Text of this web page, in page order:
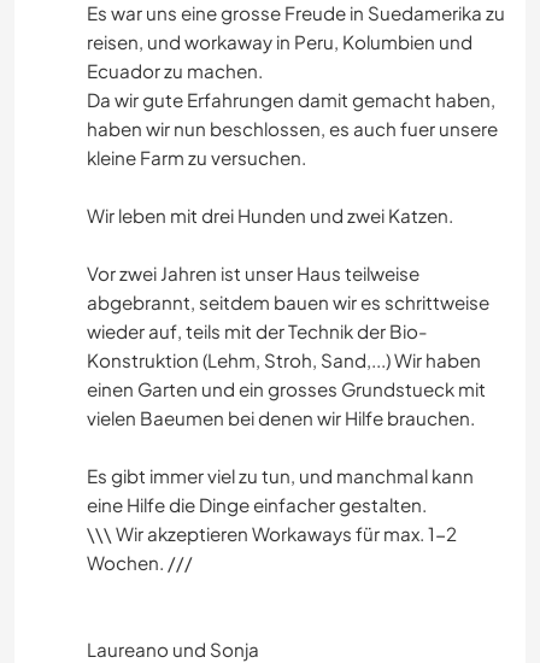
Es war uns eine grosse Freude in Suedamerika zu
reisen, und workaway in Peru, Kolumbien und
Ecuador zu machen.
Da wir gute Erfahrungen damit gemacht haben,
haben wir nun beschlossen, es auch fuer unsere
kleine Farm zu versuchen.
Wir leben mit drei Hunden und zwei Katzen.
Vor zwei Jahren ist unser Haus teilweise
abgebrannt, seitdem bauen wir es schrittweise
wieder auf, teils mit der Technik der Bio-
Konstruktion (Lehm, Stroh, Sand,...) Wir haben
einen Garten und ein grosses Grundstueck mit
vielen Baeumen bei denen wir Hilfe brauchen.
Es gibt immer viel zu tun, und manchmal kann
eine Hilfe die Dinge einfacher gestalten.
\\\ Wir akzeptieren Workaways für max. 1-2
Wochen. ///
Laureano und Sonja